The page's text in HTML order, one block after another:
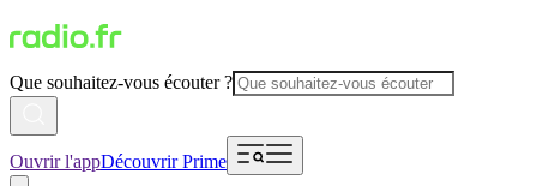
Que souhaitez-vous écouter ?
Ouvrir l'appDécouvrir Prime